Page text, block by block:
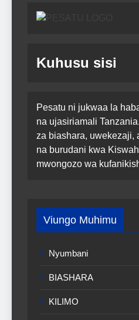
Kuhusu sisi
Pesatu ni jukwaa la
na ujasiriamali
za biashara, uwekezaji,
na burudani kwa
mwongozo wa
Viungo Muhimu
Nyumbani
BIASHARA
KILIMO